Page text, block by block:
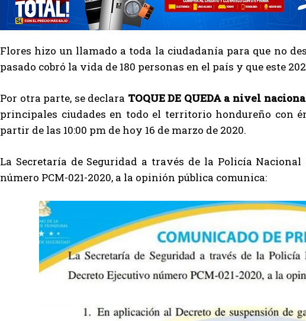
Flores hizo un llamado a toda la ciudadanía para que no
pasado cobró la vida de 180 personas en el país y que este
Por otra parte, se declara TOQUE DE QUEDA a nivel
principales ciudades en todo el territorio hondureño con
partir de las 10:00 pm de hoy 16 de marzo de 2020.
La Secretaría de Seguridad a través de la Policía
número PCM-021-2020, a la opinión pública comunica: